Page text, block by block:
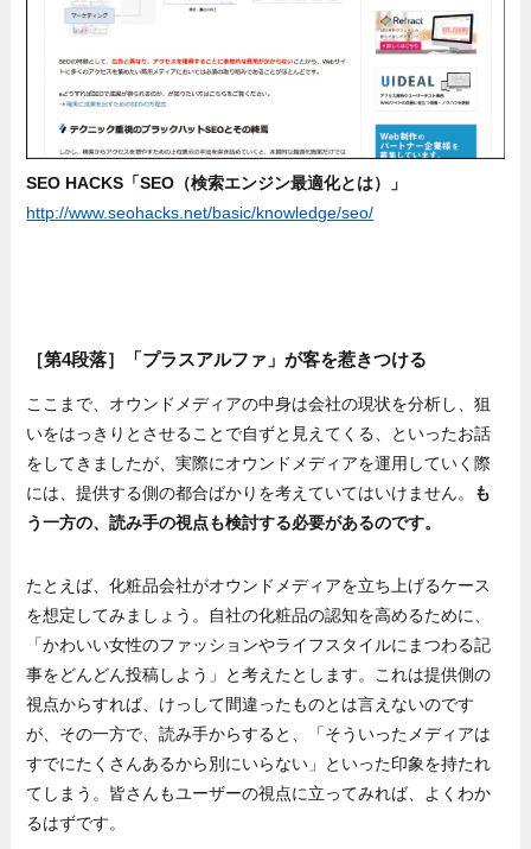
SEO HACKS「SEO（検索エンジン最適化とは）」
http://www.seohacks.net/basic/knowledge/seo/
［第4段落］「プラスアルファ」が客を惹きつける
ここまで、オウンドメディアの中身は会社の現状を分析し、狙
いをはっきりとさせることで自ずと見えてくる、といったお話
をしてきましたが、実際にオウンドメディアを運用していく際
には、提供する側の都合ばかりを考えていてはいけません。
も
う一方の、読み手の視点も検討する必要があるのです。
たとえば、化粧品会社がオウンドメディアを立ち上げるケース
を想定してみましょう。自社の化粧品の認知を高めるために、
「かわいい女性のファッションやライフスタイルにまつわる記
事をどんどん投稿しよう」と考えたとします。これは提供側の
視点からすれば、けっして間違ったものとは言えないのです
が、その一方で、読み手からすると、「そういったメディアは
すでにたくさんあるから別にいらない」といった印象を持たれ
てしまう。皆さんもユーザーの視点に立ってみれば、よくわか
るはずです。